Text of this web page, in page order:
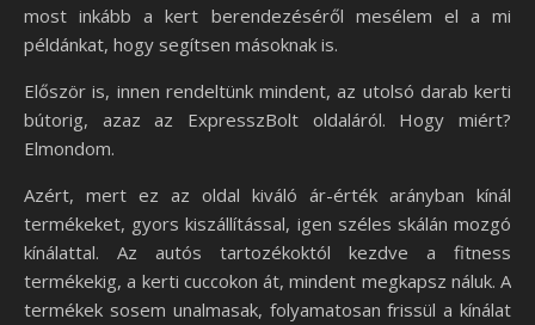
most inkább a kert berendezéséről mesélem el a mi
példánkat, hogy segítsen másoknak is.
Először is, innen rendeltünk mindent, az utolsó darab kerti
bútorig, azaz az ExpresszBolt oldaláról. Hogy miért?
Elmondom.
Azért, mert ez az oldal kiváló ár-érték arányban kínál
termékeket, gyors kiszállítással, igen széles skálán mozgó
kínálattal. Az autós tartozékoktól kezdve a fitness
termékekig, a kerti cuccokon át, mindent megkapsz náluk. A
termékek sosem unalmasak, folyamatosan frissül a kínálat